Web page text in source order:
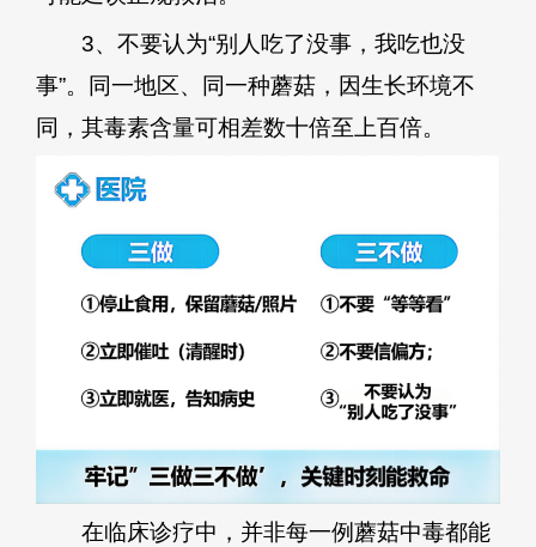
3、不要认为“别人吃了没事，我吃也没
事”。同一地区、同一种蘑菇，因生长环境不
同，其毒素含量可相差数十倍至上百倍。
在临床诊疗中，并非每一例蘑菇中毒都能